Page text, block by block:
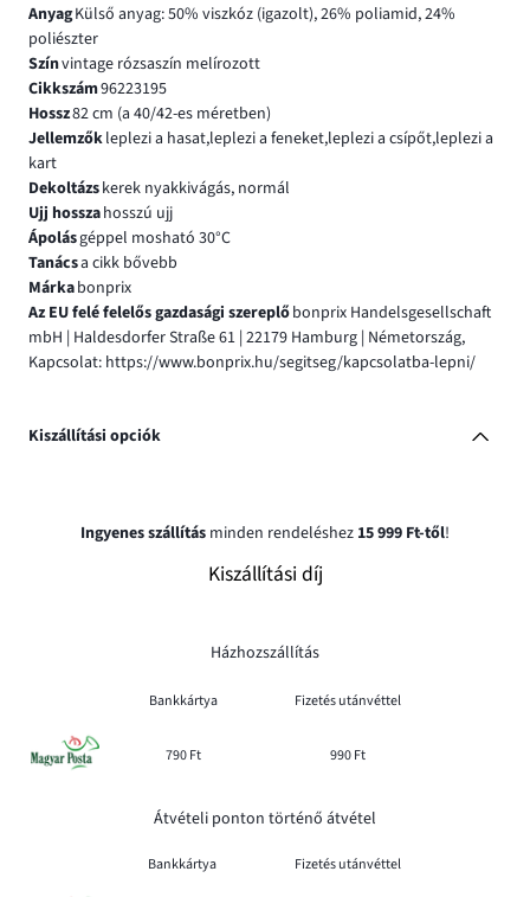
AnyagKülső anyag: 50% viszkóz (igazolt), 26% poliamid, 24%
poliészter
Színvintage rózsaszín melírozott
Cikkszám96223195
Hossz82 cm (a 40/42-es méretben)
Jellemzőkleplezi a hasat,leplezi a feneket,leplezi a csípőt,leplezi a
kart
Dekoltázskerek nyakkivágás, normál
Ujj hosszahosszú ujj
Ápolásgéppel mosható 30°C
Tanácsa cikk bővebb
Márkabonprix
Az EU felé felelős gazdasági szereplőbonprix Handelsgesellschaft
mbH | Haldesdorfer Straße 61 | 22179 Hamburg | Németország,
Kapcsolat: https://www.bonprix.hu/segitseg/kapcsolatba-lepni/
Kiszállítási opciók
Ingyenes szállítás minden rendeléshez 15 999 Ft-től!
Kiszállítási díj
Házhozszállítás
Bankkártya Fizetés utánvéttel
790 Ft 990 Ft
Átvételi ponton történő átvétel
Bankkártya Fizetés utánvéttel